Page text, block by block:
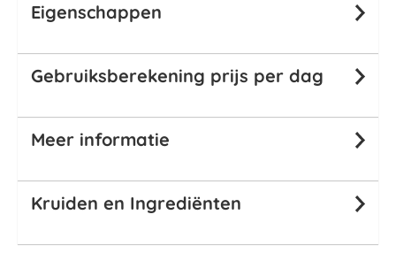
Eigenschappen
Gebruiksberekening prijs per dag
Meer informatie
Kruiden en Ingrediënten